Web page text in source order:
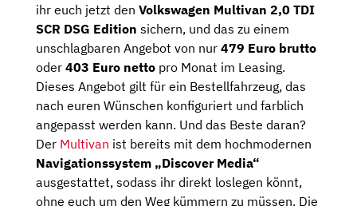
ihr euch jetzt den Volkswagen Multivan 2,0 TDI
SCR DSG Edition sichern, und das zu einem
unschlagbaren Angebot von nur 479 Euro brutto
oder 403 Euro netto pro Monat im Leasing.
Dieses Angebot gilt für ein Bestellfahrzeug, das
nach euren Wünschen konfiguriert und farblich
angepasst werden kann. Und das Beste daran?
Der Multivan ist bereits mit dem hochmodernen
Navigationssystem „Discover Media“
ausgestattet, sodass ihr direkt loslegen könnt,
ohne euch um den Weg kümmern zu müssen. Die